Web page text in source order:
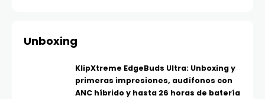
Unboxing
KlipXtreme EdgeBuds Ultra: Unboxing y
primeras impresiones, audífonos con
ANC híbrido y hasta 26 horas de batería